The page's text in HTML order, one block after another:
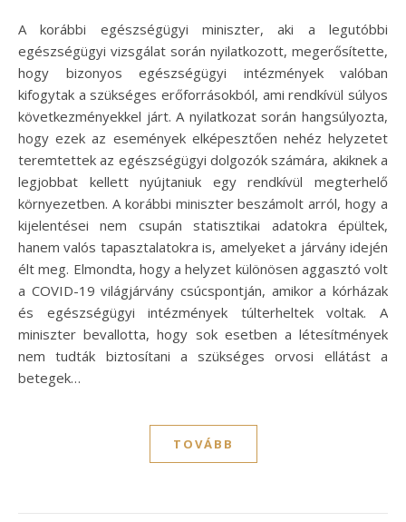
A korábbi egészségügyi miniszter, aki a legutóbbi
egészségügyi vizsgálat során nyilatkozott, megerősítette,
hogy bizonyos egészségügyi intézmények valóban
kifogytak a szükséges erőforrásokból, ami rendkívül súlyos
következményekkel járt. A nyilatkozat során hangsúlyozta,
hogy ezek az események elképesztően nehéz helyzetet
teremtettek az egészségügyi dolgozók számára, akiknek a
legjobbat kellett nyújtaniuk egy rendkívül megterhelő
környezetben. A korábbi miniszter beszámolt arról, hogy a
kijelentései nem csupán statisztikai adatokra épültek,
hanem valós tapasztalatokra is, amelyeket a járvány idején
élt meg. Elmondta, hogy a helyzet különösen aggasztó volt
a COVID-19 világjárvány csúcspontján, amikor a kórházak
és egészségügyi intézmények túlterheltek voltak. A
miniszter bevallotta, hogy sok esetben a létesítmények
nem tudták biztosítani a szükséges orvosi ellátást a
betegek…
TOVÁBB